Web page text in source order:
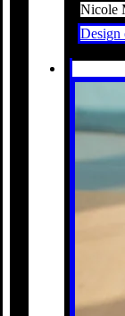
Nicole
Design